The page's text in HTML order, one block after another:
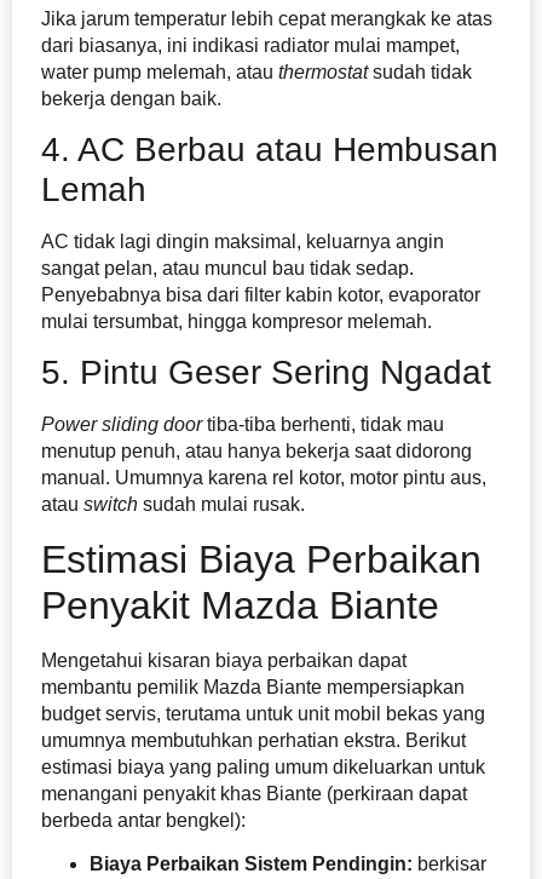
Jika jarum temperatur lebih cepat merangkak ke atas
dari biasanya, ini indikasi radiator mulai mampet,
water pump melemah, atau thermostatsudah tidak
bekerja dengan baik.
4. AC Berbau atau Hembusan
Lemah
AC tidak lagi dingin maksimal, keluarnya angin
sangat pelan, atau muncul bau tidak sedap.
Penyebabnya bisa dari filter kabin kotor, evaporator
mulai tersumbat, hingga kompresor melemah.
5. Pintu Geser Sering Ngadat
Power sliding doortiba-tiba berhenti, tidak mau
menutup penuh, atau hanya bekerja saat didorong
manual. Umumnya karena rel kotor, motor pintu aus,
atau switch sudah mulai rusak.
Estimasi Biaya Perbaikan
Penyakit Mazda Biante
Mengetahui kisaran biaya perbaikan dapat
membantu pemilik Mazda Biante mempersiapkan
budget servis, terutama untuk unit mobil bekas yang
umumnya membutuhkan perhatian ekstra. Berikut
estimasi biaya yang paling umum dikeluarkan untuk
menangani penyakit khas Biante (perkiraan dapat
berbeda antar bengkel):
Biaya Perbaikan Sistem Pendingin: berkisar